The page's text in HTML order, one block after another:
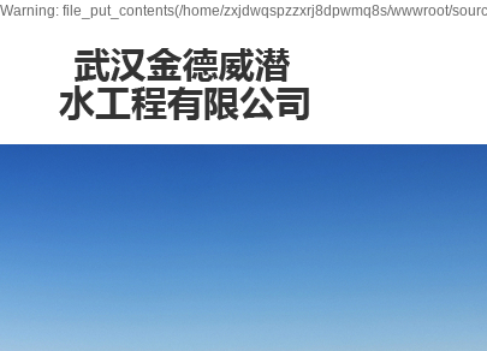
Warning: file_put_contents(/home/zxjdwqspzzxrj8dpwmq8s/wwwroot/